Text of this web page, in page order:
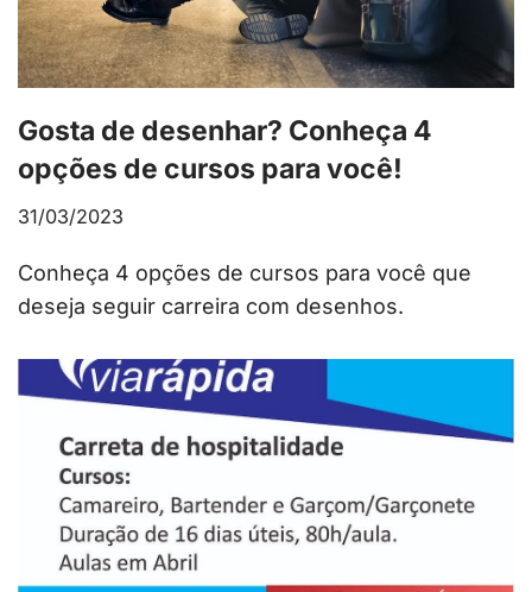
Gosta de desenhar? Conheça 4
opções de cursos para você!
31/03/2023
Conheça 4 opções de cursos para você que
deseja seguir carreira com desenhos.